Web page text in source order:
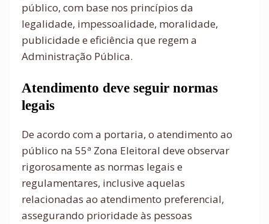
público, com base nos princípios da
legalidade, impessoalidade, moralidade,
publicidade e eficiência que regem a
Administração Pública.
Atendimento deve seguir normas
legais
De acordo com a portaria, o atendimento ao
público na 55ª Zona Eleitoral deve observar
rigorosamente as normas legais e
regulamentares, inclusive aquelas
relacionadas ao atendimento preferencial,
assegurando prioridade às pessoas